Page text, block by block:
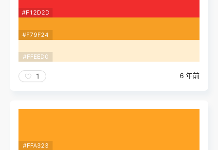
#F12D2D
#F79F24
#FFEED0
1 6 年前
#FFA323